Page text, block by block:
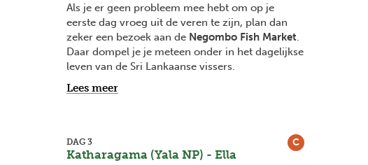
Als je er geen probleem mee hebt om op je
eerste dag vroeg uit de veren te zijn, plan dan
zeker een bezoek aan de Negombo Fish Market.
Daar dompel je je meteen onder in het dagelijkse
leven van de Sri Lankaanse vissers.
Na Negombo gaat de reis verder richting
Hollands fort dat volledig omgeven is door een
metersdikke omwalling. Starten doe je best met
Lees meer
C
DAG 3
Katharagama (Yala NP) - Ella